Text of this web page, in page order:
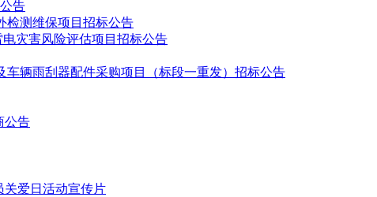
中标候选人的排序。本项目开标、评标按标段顺序进行。
对小微企业报价给予扣除（扣除比例详见“投标人须知”-“评标程
件（按要求提供投标声明及承诺函）。
告
检测维保项目招标公告
灾害风险评估项目招标公告
车辆雨刮器配件采购项目（标段一重发）招标公告
公告
关爱日活动宣传片